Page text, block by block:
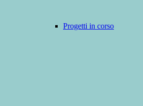
Progetti in corso